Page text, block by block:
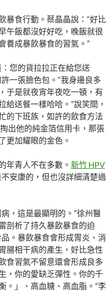
暴食行動。蔡晶晶說：“好比
午飯都沒好好吃，晚飯就很
養成暴飲暴食的習氣。”
您的貨拉拉正在給您送
一張臉色包。“我身邊良多
于是就夜宵年夜吃一頓，有
給送餐一樣哈哈。”說笑間，
的下班族，如許的飲食方法
出他的純金箔信用卡，那張
更加耀眼的金色。
年青人不在多數。 新竹 HPV
安康的，但也沒詳細清楚過
，這是最顯明的。”徐州醫
剖析了持久暴飲暴食的迫
。暴飲暴食會形成胃炎、消
腸相干病的產生，好比急性
食習氣不留意還會形成良多
，你的愛缺乏彈性。你的千
。」、高血糖、高血脂。”李